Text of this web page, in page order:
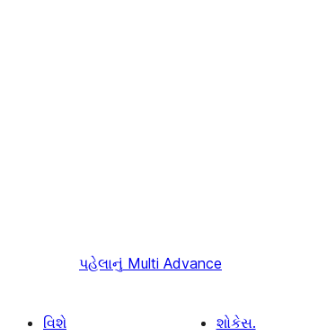
પહેલાનું Multi Advance
વિશે શોકેસ.